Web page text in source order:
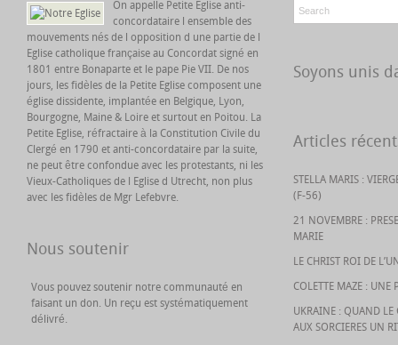
On appelle Petite Eglise anti-
concordataire l ensemble des
mouvements nés de l opposition d une partie de l
Eglise catholique française au Concordat signé en
1801 entre Bonaparte et le pape Pie VII. De nos
jours, les fidèles de la Petite Eglise composent une
église dissidente, implantée en Belgique, Lyon,
Bourgogne, Maine & Loire et surtout en Poitou. La
Petite Eglise, réfractaire à la Constitution Civile du
Clergé en 1790 et anti-concordataire par la suite,
ne peut être confondue avec les protestants, ni les
Vieux-Catholiques de l Eglise d Utrecht, non plus
avec les fidèles de Mgr Lefebvre.
Nous soutenir
Vous pouvez soutenir notre communauté en
faisant un don. Un reçu est systématiquement
délivré.
Soyons unis
Articles
STELLA MARIS :
(F-56)
21 NOVEMBRE :
MARIE
LE CHRIST ROI DE
COLETTE MAZE :
UKRAINE : QUAND LE
AUX SORCIERES UN